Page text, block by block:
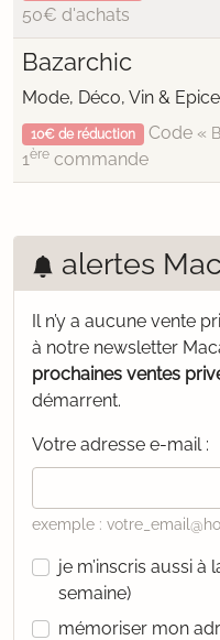
50€ d'achats
Bazarchic
Mode, Déco, Vin &
10€ de réduction Code «
1ère commande
alertes
Il n’y a aucune vente
à notre newsletter
prochaines ventes
démarrent.
Votre adresse e-mail :
exemple :
je m’inscris aussi
semaine)
mémoriser mon